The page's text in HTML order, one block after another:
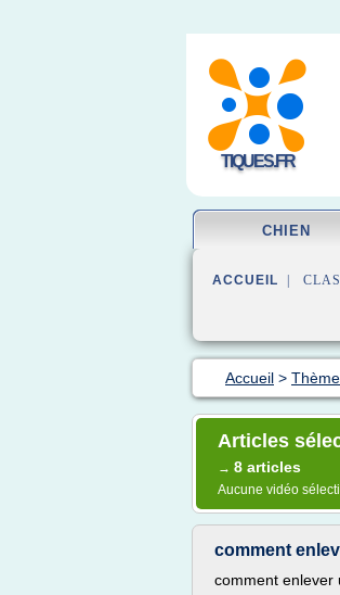
TIQUES.FR
CHIEN
ACCUEIL |
Accueil >
Articles
→ 8 articles
Aucune vidéo
comment
comment enlever